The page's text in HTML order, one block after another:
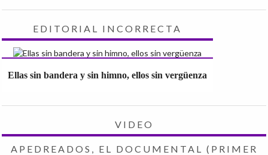
EDITORIAL INCORRECTA
Ellas sin bandera y sin himno, ellos sin vergüenza
VIDEO
APEDREADOS, EL DOCUMENTAL (PRIMER